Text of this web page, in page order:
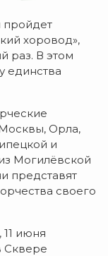
пройдет
хоровод»,
раз. В этом
единства
Орла,
и
Могилёвской
представят
своего
июня
Сквере